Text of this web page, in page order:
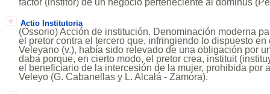
factor (institor) de un negocio perteneciente al dominus
Actio Institutoria
(Ossorio) Acción de institución. Denominación moderna
el pretor contra el tercero que, infringiendo lo dispuesto
Veleyano (v.), había sido relevado de una obligación por
daba porque, en cierto modo, el pretor crea, instituit
el beneficiario de la intercesión de la mujer, prohibida por
Veleyo (G. Cabanellas y L. Alcalá - Zamora).